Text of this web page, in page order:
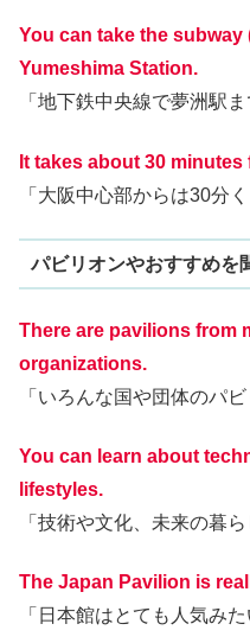
You can take the
Yumeshima Station.
「地下鉄中央線で夢洲駅
It takes about 30
「大阪中心部からは30分
パビリオンやおすすめを
There are pavilions from
organizations.
「いろんな国や団体のパ
You can learn about
lifestyles.
「技術や文化、未来の暮
The Japan Pavilion is
「日本館はとても人気みた